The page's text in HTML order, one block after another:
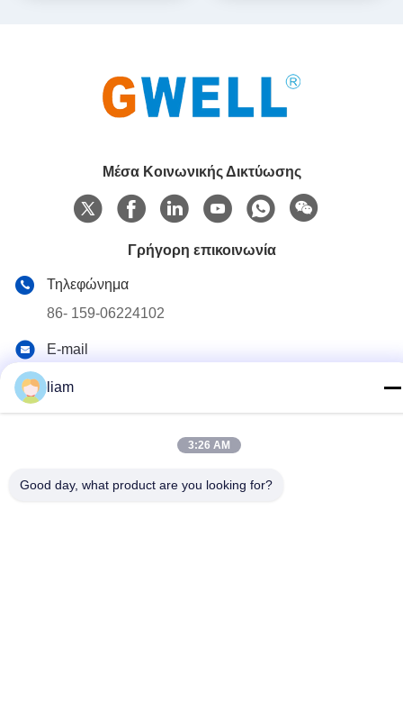
Μέσα Κοινωνικής Δικτύωσης
Γρήγορη επικοινωνία
Τηλεφώνημα
86- 159-06224102
E-mail
INDUSTRY PARK,CHENGXIANG TOWN,TAICANG,
liam
3:26 AM
Good day, what product are you looking for?